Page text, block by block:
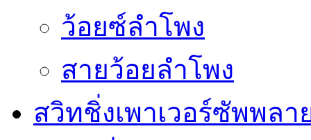
ว้อยซ์ลำโพง
สายว้อยลำโพง
สวิทชิ่งเพาเวอร์ซัพพลา